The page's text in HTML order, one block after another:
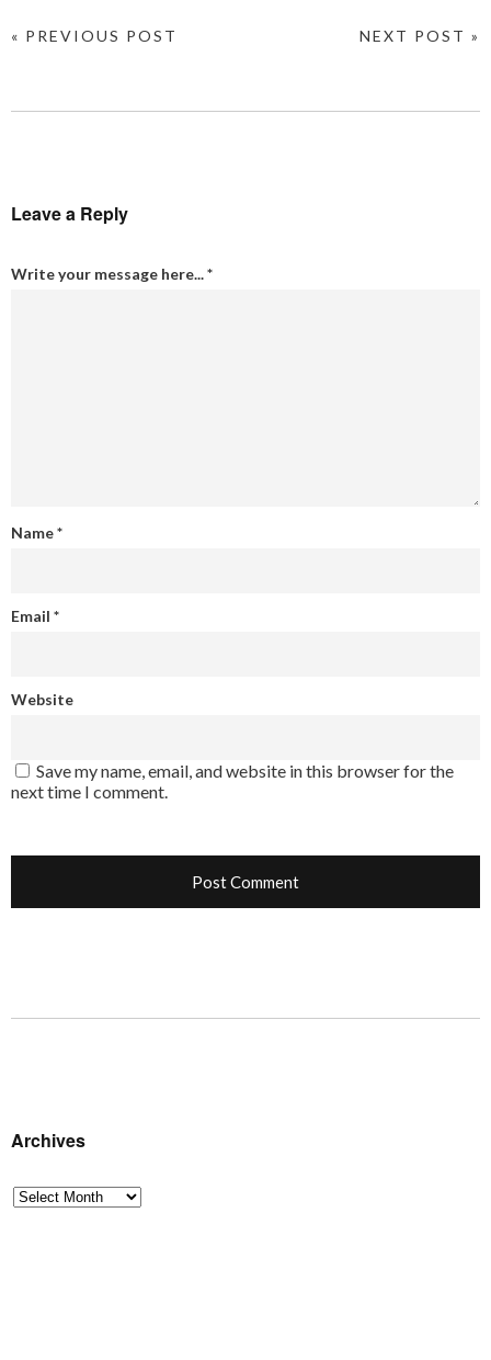
NEXT POST »
« PREVIOUS POST
Leave a Reply
Write your message here...*
Name*
Email *
Website
Save my name, email, and website in this browser for the
next time I comment.
Archives
Archives